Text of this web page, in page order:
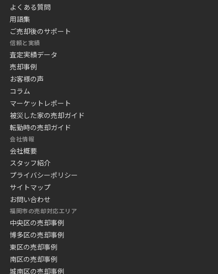
よくある質問
用語集
ご売却後のサポート
信頼と実績
査定実績データ
売却事例
お客様の声
コラム
マーケットレポート
被災した家の売却ガイド
転勤時の売却ガイド
会社情報
会社概要
スタッフ紹介
プライバシーポリシー
サイトマップ
お問い合わせ
福岡市の売却対応エリア
中央区の売却事例
博多区の売却事例
東区の売却事例
南区の売却事例
城南区の売却事例